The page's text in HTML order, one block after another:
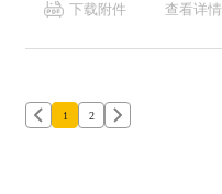
下载附件 查看详情
1 2